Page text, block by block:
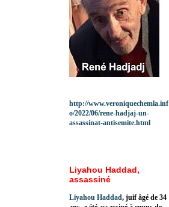
http://www.veroniquechemla.inf
o/2022/06/rene-hadjaj-un-
assassinat-antisemite.html
Liyahou Haddad,
assassiné
Liyahou Haddad, juif âgé de 34